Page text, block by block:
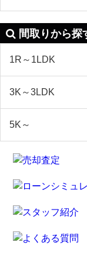
間取りから探
1R～1LDK
3K～3LDK
5K～